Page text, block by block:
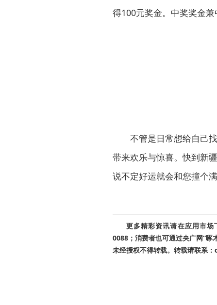
得100元奖金。中奖奖金兼
不管是日常想给自己
带来欢乐与惊喜。快到新
说不定好运就会和您撞个
更多精彩资讯请在应用市场
0088；消费者也可通过央广网“啄
未经授权不得转载。转载请联系